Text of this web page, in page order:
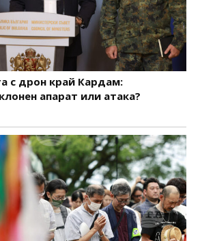
с дрон край Кардам:
апарат или атака?